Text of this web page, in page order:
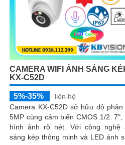
CAMERA WIFI ÁNH SÁNG
KX-C52D
5%-35%
liên hệ
Camera KX-C52D sở hữu độ phân
5MP cùng cảm biến CMOS 1/2. 7",
hình ảnh rõ nét. Với công nghệ ánh
sáng kép thông minh và LED ánh